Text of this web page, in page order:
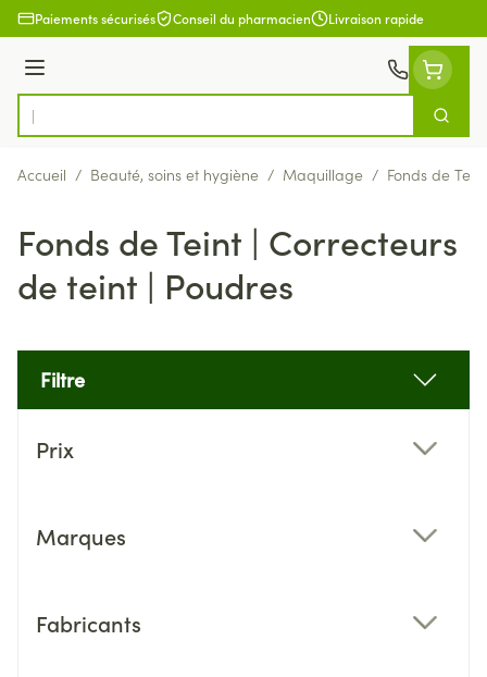
Aller au contenu
Paiements sécurisés Conseil du pharmacien Livraison rapide
Menu
Rechercher
Accueil / Beauté, soins et hygiène / Maquillage / Fonds de
Fonds de Teint | Correcteurs
de teint | Poudres
Filtre
Prix
Marques
Fabricants